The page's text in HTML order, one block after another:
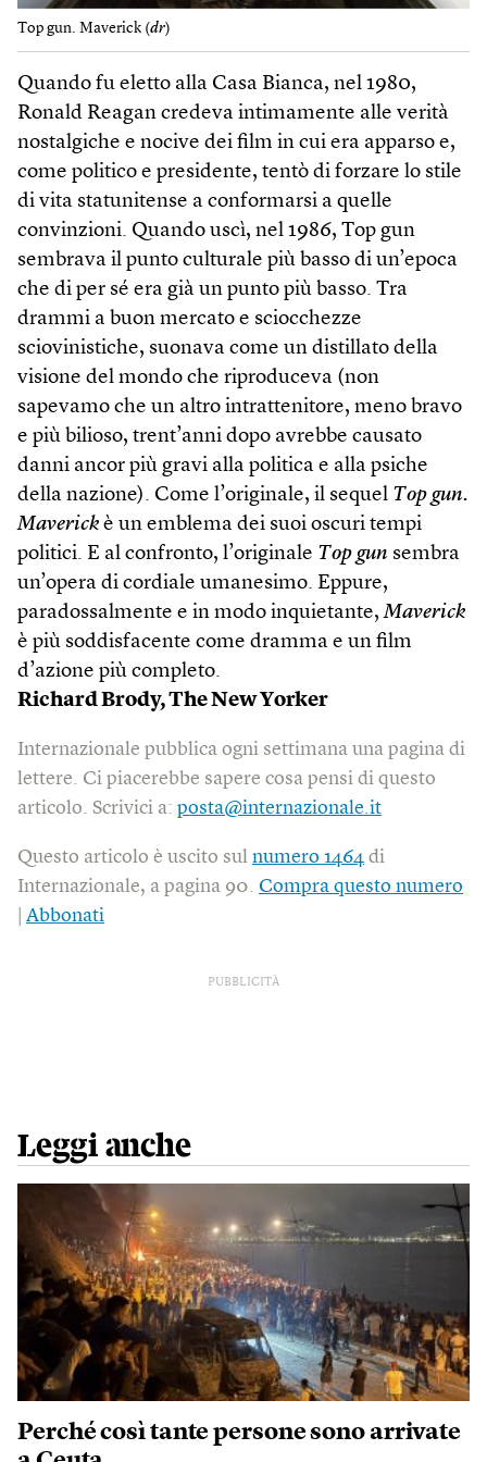
Top gun. Maverick (dr)
Quando fu eletto alla Casa Bianca, nel 1980,
Ronald Reagan credeva intimamente alle verità
nostalgiche e nocive dei film in cui era apparso e,
come politico e presidente, tentò di forzare lo stile
di vita statunitense a conformarsi a quelle
convinzioni. Quando uscì, nel 1986, Top gun
sembrava il punto culturale più basso di un’epoca
che di per sé era già un punto più basso. Tra
drammi a buon mercato e sciocchezze
sciovinistiche, suonava come un distillato della
visione del mondo che riproduceva (non
sapevamo che un altro intrattenitore, meno bravo
e più bilioso, trent’anni dopo avrebbe causato
danni ancor più gravi alla politica e alla psiche
della nazione). Come l’originale, il sequel Top gun.
Maverick è un emblema dei suoi oscuri tempi
politici. E al confronto, l’originale Top gun sembra
un’opera di cordiale umanesimo. Eppure,
paradossalmente e in modo inquietante,Maverick
è più soddisfacente come dramma e un film
d’azione più completo.
Richard Brody, The New Yorker
Internazionale pubblica ogni settimana una pagina di
lettere. Ci piacerebbe sapere cosa pensi di questo
articolo. Scrivici a: posta@internazionale.it
Questo articolo è uscito sul numero 1464 di
Internazionale, a pagina 90. Compra questo numero
Abbonati
PUBBLICITÀ
Leggi anche
Perché così tante persone sono arrivate